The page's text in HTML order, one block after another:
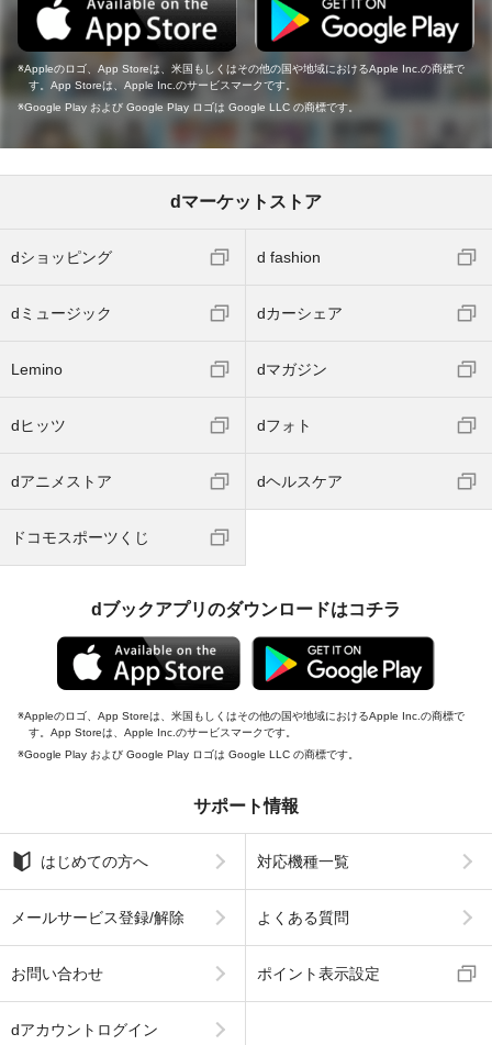
Appleのロゴ、App Storeは、米国もしくはその他の国や地域におけるApple Inc.の商標で
す。App Storeは、Apple Inc.のサービスマークです。
Google Play および Google Play ロゴは Google LLC の商標です。
dマーケットストア
dショッピング d fashion
dミュージック dカーシェア
Lemino dマガジン
dヒッツ dフォト
dアニメストア dヘルスケア
ドコモスポーツくじ
dブックアプリのダウンロードはコチラ
Appleのロゴ、App Storeは、米国もしくはその他の国や地域におけるApple Inc.の商標で
す。App Storeは、Apple Inc.のサービスマークです。
Google Play および Google Play ロゴは Google LLC の商標です。
サポート情報
はじめての方へ 対応機種一覧
メールサービス登録/解除 よくある質問
お問い合わせ ポイント表示設定
dアカウントログイン